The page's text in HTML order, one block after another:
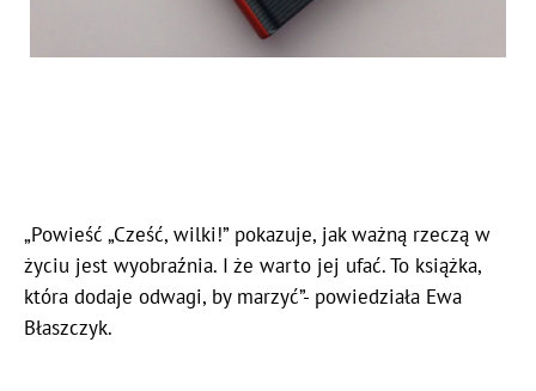
„Powieść „Cześć, wilki!” pokazuje, jak ważną rzeczą w
życiu jest wyobraźnia. I że warto jej ufać. To książka,
która dodaje odwagi, by marzyć”- powiedziała Ewa
Błaszczyk.